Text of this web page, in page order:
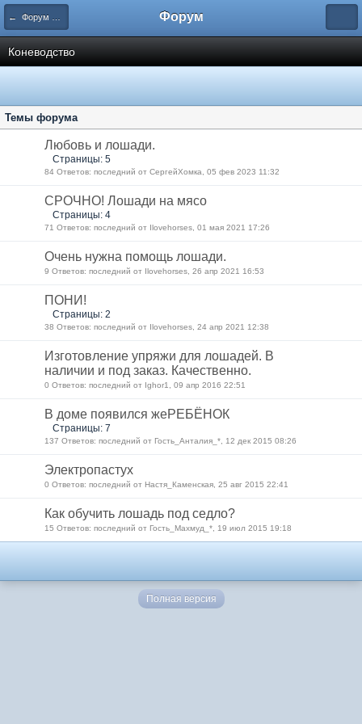
← Форум Животноводство Форум
Коневодство
Темы форума
Любовь и лошади.
Страницы: 5
84 Ответов: последний от СергейХомка, 05 фев 2023 11:32
СРОЧНО! Лошади на мясо
Страницы: 4
71 Ответов: последний от Ilovehorses, 01 мая 2021 17:26
Очень нужна помощь лошади.
9 Ответов: последний от Ilovehorses, 26 апр 2021 16:53
ПОНИ!
Страницы: 2
38 Ответов: последний от Ilovehorses, 24 апр 2021 12:38
Изготовление упряжи для лошадей. В
наличии и под заказ. Качественно.
0 Ответов: последний от Ighor1, 09 апр 2016 22:51
В доме появился жеРЕБЁНОК
Страницы: 7
137 Ответов: последний от Гость_Анталия_*, 12 дек 2015 08:26
Электропастух
0 Ответов: последний от Настя_Каменская, 25 авг 2015 22:41
Как обучить лошадь под седло?
15 Ответов: последний от Гость_Махмуд_*, 19 июл 2015 19:18
Полная версия